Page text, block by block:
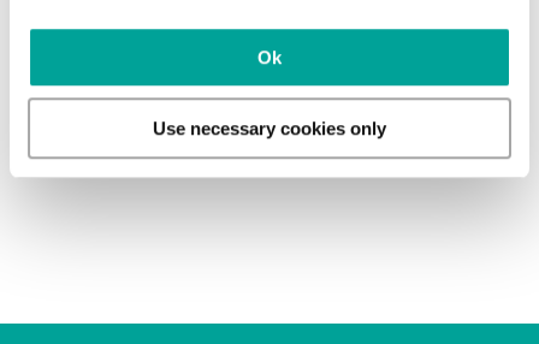
Ok
Use necessary cookies only
(1:1/2:1- oppdrag i hjemmet eller på institusjon),
samt hjemmehjelp og BPA.